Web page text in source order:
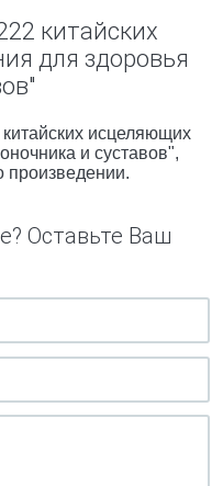
китайских
для здоровья
исцеляющих
и суставов",
Оставьте Ваш